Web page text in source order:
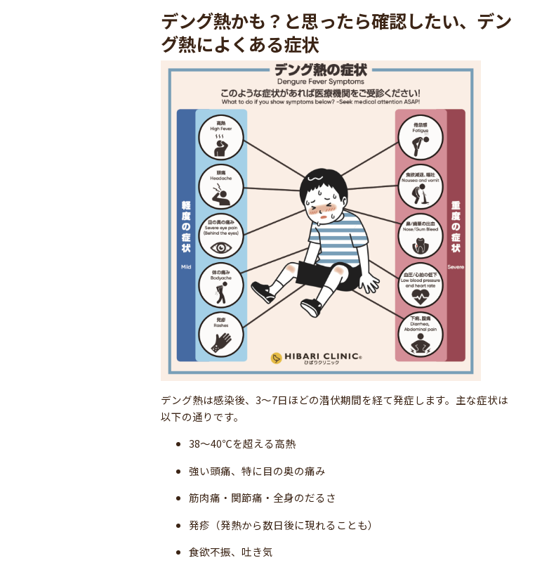
デング熱かも？と思ったら確認したい、デン
グ熱によくある症状
デング熱は感染後、3〜7日ほどの潜伏期間を経て発症します。主な症状は
以下の通りです。
38〜40℃を超える高熱
強い頭痛、特に目の奥の痛み
筋肉痛・関節痛・全身のだるさ
発疹（発熱から数日後に現れることも）
食欲不振、吐き気